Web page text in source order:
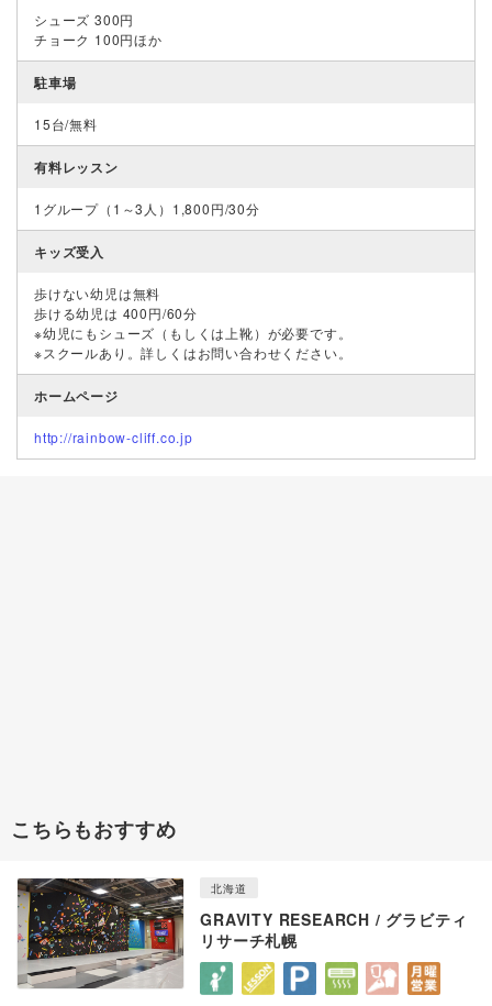
シューズ 300円
チョーク 100円ほか
駐車場
15台/無料
有料レッスン
1グループ（1～3人）1,800円/30分
キッズ受入
歩けない幼児は無料
歩ける幼児は 400円/60分
※幼児にもシューズ（もしくは上靴）が必要です。
※スクールあり。詳しくはお問い合わせください。
ホームページ
http://rainbow-cliff.co.jp
こちらもおすすめ
北海道
GRAVITY RESEARCH / グラビティ
リサーチ札幌